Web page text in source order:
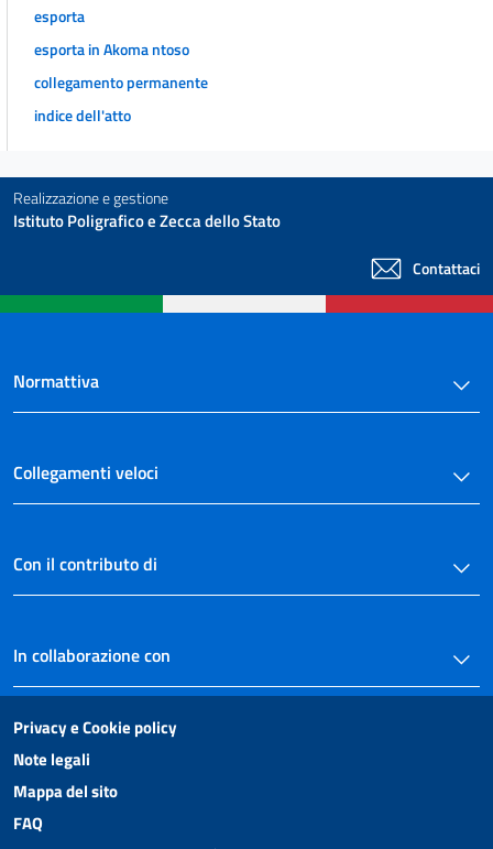
DISPOSIZIONI FINALI E TRANSITORIE
32
esporta
esporta in Akoma ntoso
collegamento permanente
indice dell'atto
Realizzazione e gestione
Istituto Poligrafico e Zecca dello Stato
Contattaci
Normattiva
Collegamenti veloci
Con il contributo di
In collaborazione con
Privacy e Cookie policy
Note legali
Mappa del sito
FAQ